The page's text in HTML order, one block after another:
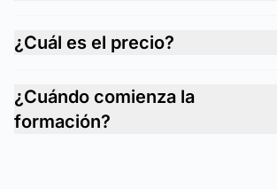
¿Cuál es el precio?
¿Cuándo comienza la
formación?